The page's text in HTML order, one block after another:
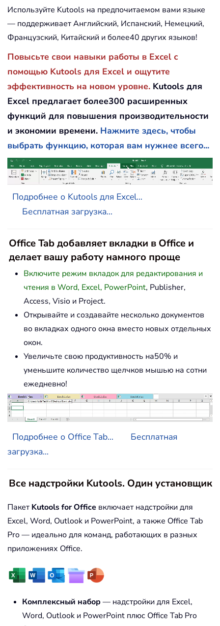
Используйте Kutools на предпочитаемом вами языке
— поддерживает Английский, Испанский, Немецкий,
Французский, Китайский и более40 других языков!
Повысьте свои навыки работы в Excel с
помощью Kutools для Excel и ощутите
эффективность на новом уровне. Kutools для
Excel предлагает более300 расширенных
функций для повышения производительности
и экономии времени. Нажмите здесь, чтобы
выбрать функцию, которая вам нужнее всего...
Подробнее о Kutools для Excel...
Бесплатная загрузка...
Office Tab добавляет вкладки в Office и
делает вашу работу намного проще
Включите режим вкладок для редактирования и
чтения в Word, Excel, PowerPoint, Publisher,
Access, Visio и Project.
Открывайте и создавайте несколько документов
во вкладках одного окна вместо новых отдельных
окон.
Увеличьте свою продуктивность на50% и
уменьшите количество щелчков мышью на сотни
ежедневно!
Подробнее о Office Tab...
Бесплатная
загрузка...
Все надстройки Kutools. Один установщик
Пакет Kutools for Office включает надстройки для
Excel, Word, Outlook и PowerPoint, а также Office Tab
Pro — идеально для команд, работающих в разных
приложениях Office.
Комплексный набор — надстройки для Excel,
Word, Outlook и PowerPoint плюс Office Tab Pro